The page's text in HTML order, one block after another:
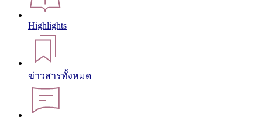
Highlights
ข่าวสารทั้งหมด